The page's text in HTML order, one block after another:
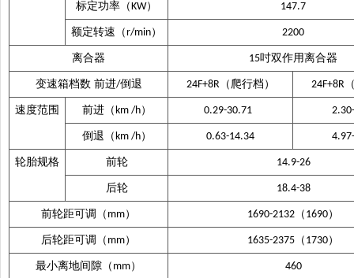
标定功率（KW） 147.7
额定转速（r/min） 2200
离合器 15吋双作用离合器
变速箱档数 前进/倒退 24F+8R（爬行档） 24F+8R
速度范围 前进（km /h） 0.29-30.71
倒退（km /h） 0.63-14.34
轮胎规格 前轮 14.9-26
后轮 18.4-38
前轮距可调（ mm） 1690-2132 （ 1690）
后轮距可调（ mm） 1635-2375 （ 1730）
最小离地间隙（ mm） 460